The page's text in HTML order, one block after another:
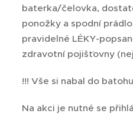
baterka/čelovka,
ponožky a spodní
pravidelné LÉKY-
zdravotní pojišťovny
!!! Vše si nabal do
Na akci je nutné se